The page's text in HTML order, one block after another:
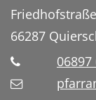
66287
06897